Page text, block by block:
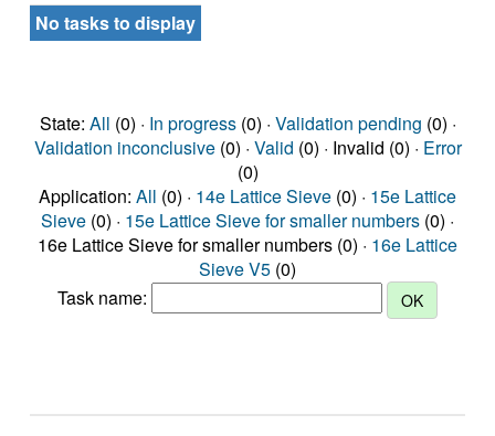
No tasks to display
State: All (0) · In progress(0) · Validation pending (0) ·
Validation inconclusive(0) · Valid (0) · Invalid (0) · Error
(0)
Application: All (0) · 14e Lattice Sieve (0) · 15e Lattice
Sieve (0) · 15e Lattice Sieve for smaller numbers (0) ·
16e Lattice Sieve for smaller numbers (0) · 16e Lattice
Sieve V5 (0)
Task name: